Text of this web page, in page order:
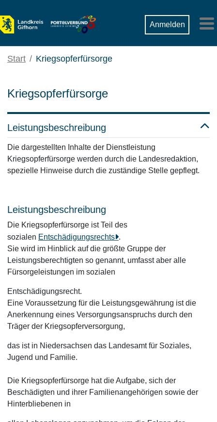
Anmelden
Start Kriegsopferfürsorge
Kriegsopferfürsorge
Leistungsbeschreibung
Die dargestellten Inhalte der Dienstleistung
Kriegsopferfürsorge werden durch die Landesredaktion,
spezielle Hinweise durch die zuständige Stelle gepflegt.
Leistungsbeschreibung
Die Kriegsopferfürsorge ist Teil des
sozialen Entschädigungsrechts .
Sie wird im Hinblick auf die größte Gruppe der
Leistungsberechtigten so genannt, umfasst aber alle
Fürsorgeleistungen im sozialen
Entschädigungsrecht.
Eine Voraussetzung für die Leistungsgewährung ist die
Anerkennung eines Versorgungsanspruchs durch den
Träger der Kriegsopferversorgung,
das ist in Niedersachsen das Landesamt für Soziales,
Jugend und Familie.
Die Kriegsopferfürsorge hat die Aufgabe, sich der
Beschädigten und ihrer Familienangehörigen sowie der
Hinterbliebenen in